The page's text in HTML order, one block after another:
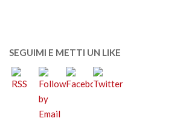
SEGUIMI E METTI UN LIKE